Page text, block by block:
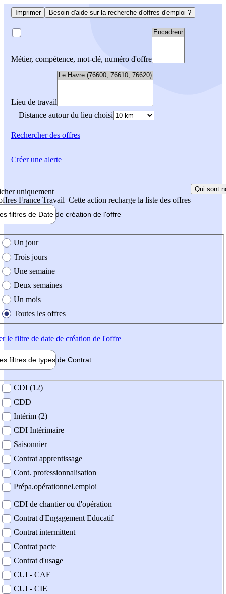
Imprimer Besoin d'aide sur la recherche d'offres d'emploi ?
Métier, compétence, mot-clé, numéro d'offre
Lieu de travail
Distance autour du lieu choisi
Rechercherdes offres
uniquement
France Travail Cette action recharge la liste des offres
Qui sont
filtres de Date de création de l'offre
création de l'offre
Un jour
Trois jours
Une semaine
Deux semaines
Un mois
Toutes les offres
le filtre de date de création de l'offre
filtres de types de Contrat
contrat
CDI (12)
CDD
Intérim (2)
CDI Intérimaire
Saisonnier
Contrat apprentissage
Cont. professionnalisation
Prépa.opérationnel.emploi
CDI de chantier ou d'opération
Contrat d'Engagement Educatif
Contrat intermittent
Contrat pacte
Contrat d'usage
CUI - CAE
CUI - CIE
Créer une alerte